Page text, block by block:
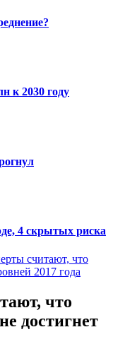
к 2030 году
4 скрытых риска
считают, что
2017 года
что
достигнет